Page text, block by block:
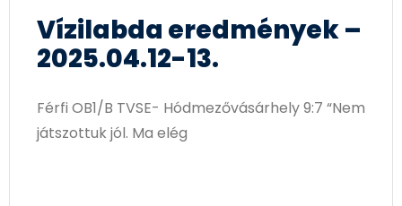
Vízilabda eredmények –
2025.04.12-13.
Férfi OB1/B TVSE- Hódmezővásárhely 9:7 “Nem
játszottuk jól. Ma elég